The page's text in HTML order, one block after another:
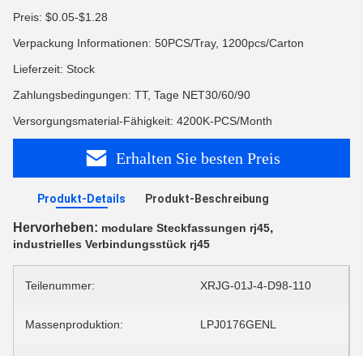
Preis: $0.05-$1.28
Verpackung Informationen: 50PCS/Tray, 1200pcs/Carton
Lieferzeit: Stock
Zahlungsbedingungen: TT, Tage NET30/60/90
Versorgungsmaterial-Fähigkeit: 4200K-PCS/Month
Erhalten Sie besten Preis
Produkt-Details Produkt-Beschreibung
Hervorheben: modulare Steckfassungen rj45,
industrielles Verbindungsstück rj45
Teilenummer: XRJG-01J-4-D98-110
Massenproduktion: LPJ0176GENL